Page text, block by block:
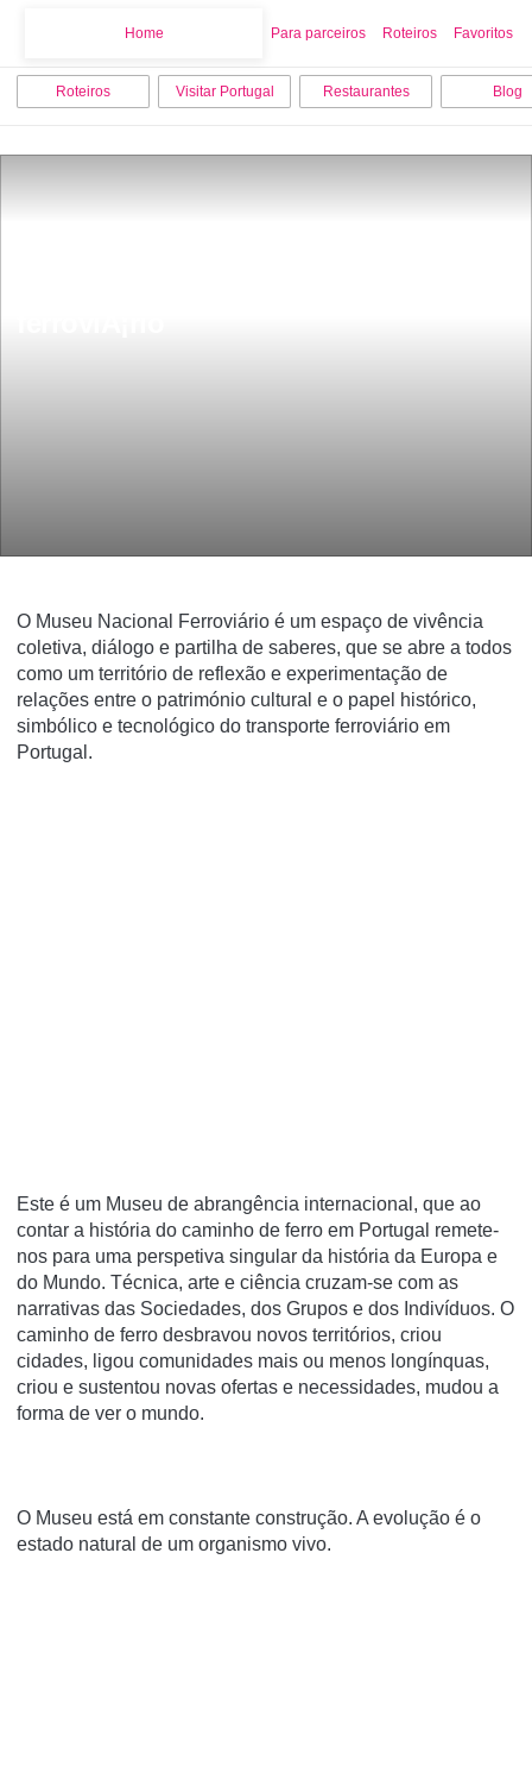
Home Para parceiros Roteiros Favoritos
Roteiros Visitar Portugal Restaurantes Blog
O Museu Nacional Ferroviário é um espaço de vivência
coletiva, diálogo e partilha de saberes, que se abre a todos
como um território de reflexão e experimentação de
relações entre o património cultural e o papel histórico,
simbólico e tecnológico do transporte ferroviário em
Portugal.
Este é um Museu de abrangência internacional, que ao
contar a história do caminho de ferro em Portugal remete-
nos para uma perspetiva singular da história da Europa e
do Mundo. Técnica, arte e ciência cruzam-se com as
narrativas das Sociedades, dos Grupos e dos Indivíduos. O
caminho de ferro desbravou novos territórios, criou
cidades, ligou comunidades mais ou menos longínquas,
criou e sustentou novas ofertas e necessidades, mudou a
forma de ver o mundo.
O Museu está em constante construção. A evolução é o
estado natural de um organismo vivo.